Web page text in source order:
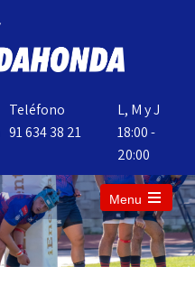
Teléfono
91 634 38 21
L, M y J
18:00 -
20:00
Menu